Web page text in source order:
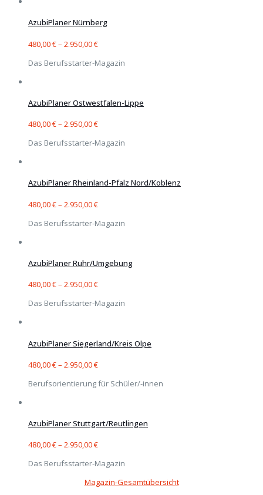
AzubiPlaner Nürnberg
480,00€– 2.950,00€
Das Berufsstarter-Magazin
AzubiPlaner Ostwestfalen-Lippe
480,00€– 2.950,00€
Das Berufsstarter-Magazin
AzubiPlaner Rheinland-Pfalz Nord/Koblenz
480,00€– 2.950,00€
Das Berufsstarter-Magazin
AzubiPlaner Ruhr/Umgebung
480,00€– 2.950,00€
Das Berufsstarter-Magazin
AzubiPlaner Siegerland/Kreis Olpe
480,00€– 2.950,00€
Berufsorientierung für Schüler/-innen
AzubiPlaner Stuttgart/Reutlingen
480,00€– 2.950,00€
Das Berufsstarter-Magazin
Magazin-Gesamtübersicht